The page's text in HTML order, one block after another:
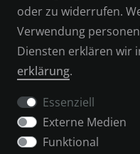
ZAHLUNGSARTEN
VERSAND & RETOUREN
oder zu widerrufen.
Verwendung
Diensten erklären wir
erklärung.
Essenziell
Externe Medien
Funktional